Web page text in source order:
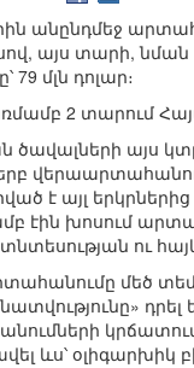
անընդմեջ
այս տարի, նման
մլն դոլար։
2 տարում
այս
է այլ
էին խոսում
ու
մեծ
դրել
ևս՝ օլիգարխիկ